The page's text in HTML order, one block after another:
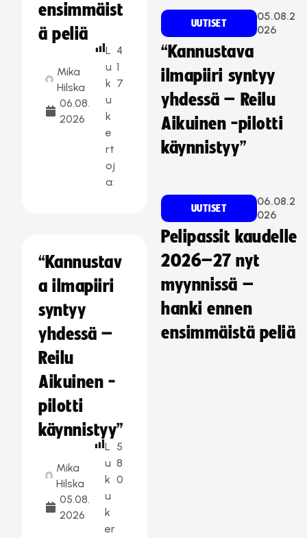
ensimmäist
ä peliä
Mika
Hilska
06.08.
2026
L
u
k
u
k
e
rt
oj
a:
4
1
7
“Kannustav
a ilmapiiri
syntyy
yhdessä –
Reilu
Aikuinen -
pilotti
käynnistyy”
Mika
Hilska
05.08.
2026
L
u
k
u
k
er
5
8
0
UUTISET
05.08.2
026
“Kannustava
ilmapiiri syntyy
yhdessä – Reilu
Aikuinen -pilotti
käynnistyy”
UUTISET
06.08.2
026
Pelipassit kaudelle
2026–27 nyt
myynnissä –
hanki ennen
ensimmäistä peliä